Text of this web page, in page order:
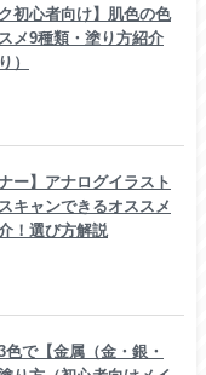
初心者向け】肌色の色
メ9種類・塗り方紹介
）
ー】アナログイラスト
キャンできるオススメ
！選び方解説
色で【金属（金・銀・